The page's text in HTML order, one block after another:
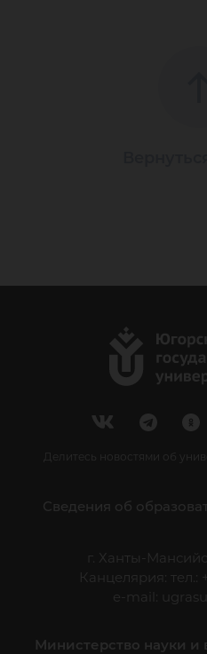
Делитесь новостями об
Сведения об
г. Ханты-
Канцелярия: тел.:
e-mail:
Министерство науки и